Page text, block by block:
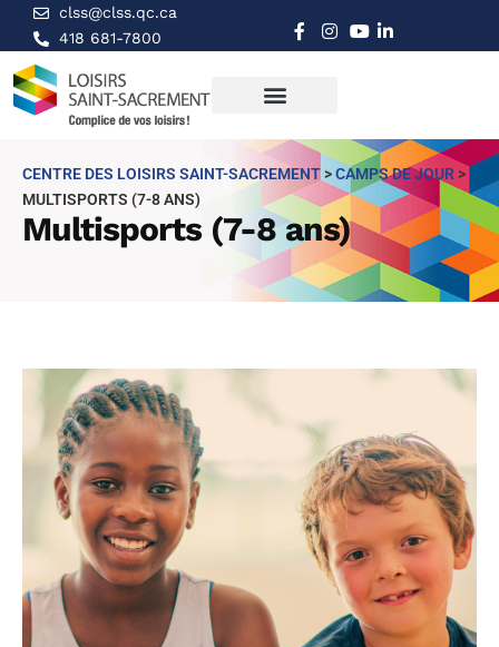
clss@clss.qc.ca
418 681-7800
Multisports (7-8 ans)
CENTRE DES LOISIRS SAINT-SACREMENT>CAMPS DE JOUR>
MULTISPORTS (7-8 ANS)